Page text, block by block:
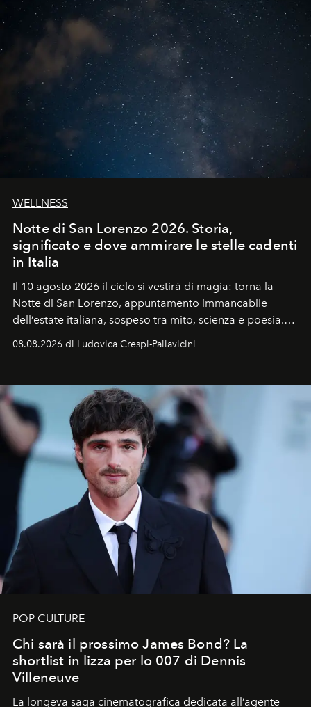
WELLNESS
Notte di San Lorenzo 2026. Storia,
significato e dove ammirare le stelle cadenti
in Italia
Il 10 agosto 2026 il cielo si vestirà di magia: torna la
Notte di San Lorenzo, appuntamento immancabile
dell’estate italiana, sospeso tra mito, scienza e poesia.
celeste per seguire il passaggio delle
all’universo i desideri più segreti
08.08.2026 di Ludovica Crespi-Pallavicini
POP CULTURE
Chi sarà il prossimo James Bond? La
shortlist in lizza per lo 007 di Dennis
Villeneuve
La longeva saga cinematografica dedicata all’agente